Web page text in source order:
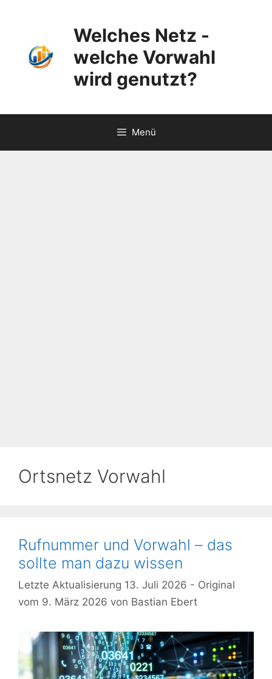
Welches Netz -
welche Vorwahl
wird genutzt?
Menü
Ortsnetz Vorwahl
Rufnummer und Vorwahl – das
sollte man dazu wissen
13. Juli 2026
9. März 2026 von Bastian Ebert